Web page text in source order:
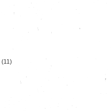
(11)